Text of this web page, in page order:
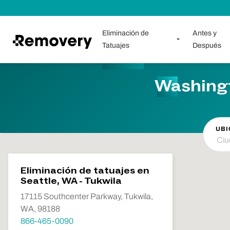
Eliminación de
Tatuajes
Antes y
Después
Eliminación de tatuajes en
Seattle, WA - Tukwila
17115 Southcenter Parkway, Tukwila,
WA, 98188
866-465-0090